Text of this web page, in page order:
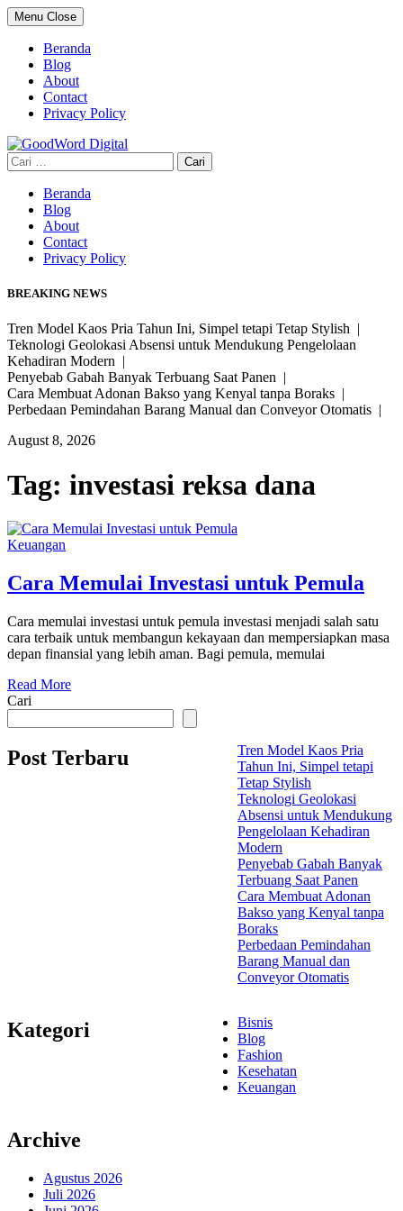
Skip
to
content
Menu Close
Beranda
Blog
About
Contact
Privacy Policy
Cari
untuk:
Beranda
Blog
About
Contact
Privacy Policy
BREAKING NEWS
Tren Model Kaos Pria Tahun Ini, Simpel tetapi Tetap Stylish |
Teknologi Geolokasi Absensi untuk Mendukung Pengelolaan
Kehadiran Modern |
Penyebab Gabah Banyak Terbuang Saat Panen |
Cara Membuat Adonan Bakso yang Kenyal tanpa Boraks |
Perbedaan Pemindahan Barang Manual dan Conveyor Otomatis |
August 8, 2026
Tag: investasi reksa dana
Keuangan
Cara Memulai Investasi untuk Pemula
Cara memulai investasi untuk pemula investasi menjadi salah satu
cara terbaik untuk membangun kekayaan dan mempersiapkan masa
depan finansial yang lebih aman. Bagi pemula, memulai
Read More
Cari
Post Terbaru
Tren Model Kaos Pria
Tahun Ini, Simpel tetapi
Tetap Stylish
Teknologi Geolokasi
Absensi untuk Mendukung
Pengelolaan Kehadiran
Modern
Penyebab Gabah Banyak
Terbuang Saat Panen
Cara Membuat Adonan
Bakso yang Kenyal tanpa
Boraks
Perbedaan Pemindahan
Barang Manual dan
Conveyor Otomatis
Kategori
Bisnis
Blog
Fashion
Kesehatan
Keuangan
Archive
Agustus 2026
Juli 2026